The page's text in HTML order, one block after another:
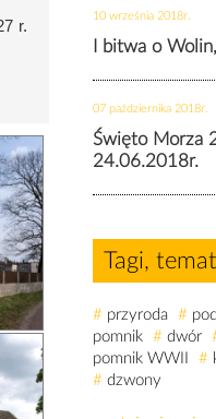
r.
10 września 2018r.
I bitwa o
07 października 2018r.
Święto Morza
24.06.2018r.
Tagi,
# przyroda #
pomnik # dwór
pomnik WWII
#
# dzwony